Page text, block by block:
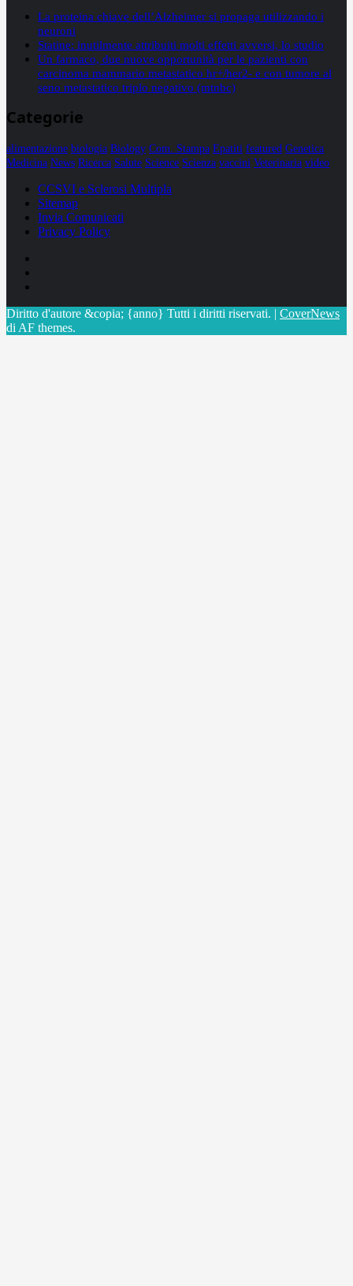
La proteina chiave dell’Alzheimer si propaga utilizzando i
neuroni
Statine: inutilmente attribuiti molti effetti avversi, lo studio
Un farmaco, due nuove opportunità per le pazienti con
carcinoma mammario metastatico hr+/her2- e con tumore al
seno metastatico triplo negativo (mtnbc)
Categorie
alimentazione biologia Biology Com. Stampa Epatiti featured Genetica
Medicina News Ricerca Salute Science Scienza vaccini Veterinaria video
CCSVI e Sclerosi Multipla
Sitemap
Invia Comunicati
Privacy Policy
Diritto d'autore &copia; {anno} Tutti i diritti riservati. | CoverNews
di AF themes.